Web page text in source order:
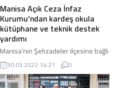
Manisa Açık Ceza İnfaz
Kurumu’ndan kardeş okula
kütüphane ve teknik destek
yardımı
Manisa’nın Şehzadeler ilçesine bağlı
Yuntdağı bölgesinde yer alan Halıtlı
Mahallesi İlk ve Orta Okuluna Manisa
Açık Ceza İnfaz Kurumu personeli ...
30.03.2022 14:21 0